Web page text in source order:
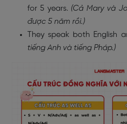
for 5 years. (Cả Mary và
được 5 năm rồi.)
They speak both English
tiếng Anh và tiếng Pháp.)